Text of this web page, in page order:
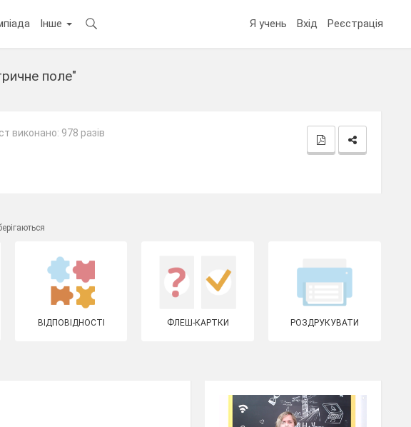
Інше Я учень Вхід Реєстрація
поле"
виконано: 978 разів
ВІДПОВІДНОСТІ ФЛЕШ-КАРТКИ РОЗДРУКУВАТИ